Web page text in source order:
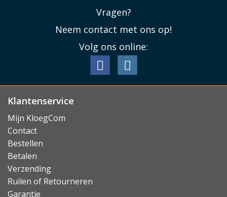
Vragen?
Neem contact met ons op!
Volg ons online:
Klantenservice
Mijn KloegCom
Contact
Bestellen
Betalen
Verzending
Ruilen of Retourneren
Garantie